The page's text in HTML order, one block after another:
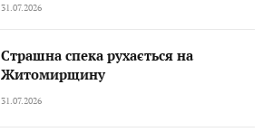
31.07.2026
Страшна спека рухається на
Житомирщину
31.07.2026